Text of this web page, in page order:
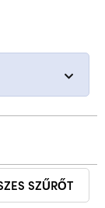
SZŰRŐT